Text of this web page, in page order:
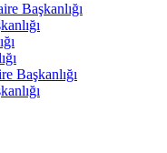
Başkanlığı
Başkanlığı